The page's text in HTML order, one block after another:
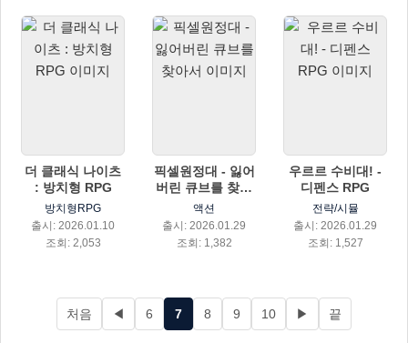
더 클래식 나이츠
: 방치형 RPG
방치형RPG
출시: 2026.01.10
조회: 2,053
픽셀원정대 - 잃어
버린 큐브를 찾아
서
액션
출시: 2026.01.29
조회: 1,382
우르르 수비대! -
디펜스 RPG
전략/시뮬
출시: 2026.01.29
조회: 1,527
처음 ◀ 6 7 8 9 10 ▶ 끝